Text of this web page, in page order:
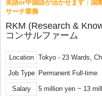
英語or中国語が活かせます：国
サーチ業務
RKM (Research &
コンサルファーム
Location Tokyo - 23 Wards,
Job Type Permanent Full-time
Salary 5 million yen ~ 13